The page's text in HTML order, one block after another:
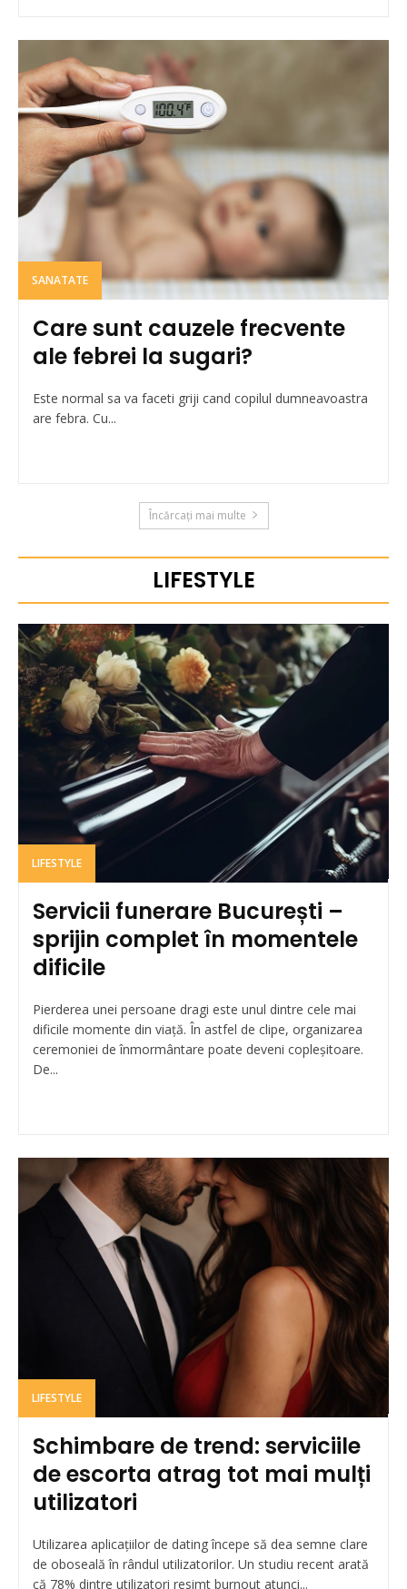
SANATATE
Care sunt cauzele frecvente
ale febrei la sugari?
Este normal sa va faceti griji cand copilul dumneavoastra
are febra. Cu...
Încărcați mai multe
LIFESTYLE
LIFESTYLE
Servicii funerare București –
sprijin complet în momentele
dificile
Pierderea unei persoane dragi este unul dintre cele mai
dificile momente din viață. În astfel de clipe, organizarea
ceremoniei de înmormântare poate deveni copleșitoare.
De...
LIFESTYLE
Schimbare de trend: serviciile
de escorta atrag tot mai mulți
utilizatori
Utilizarea aplicațiilor de dating începe să dea semne clare
de oboseală în rândul utilizatorilor. Un studiu recent arată
că 78% dintre utilizatori resimt burnout atunci...